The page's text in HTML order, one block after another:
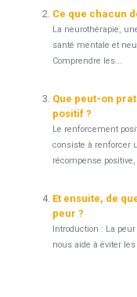
Ce que chacun
La neurothérapie,
santé mentale et
Comprendre les...
Que peut-on
positif ?
Le renforcement
consiste à renforcer
récompense
Et ensuite, de
peur ?
Introduction : La
nous aide à éviter